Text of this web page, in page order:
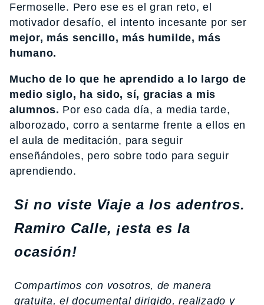
Fermoselle. Pero ese es el gran reto, el
motivador desafío, el intento incesante por ser
mejor, más sencillo, más humilde, más
humano.
Mucho de lo que he aprendido a lo largo de
medio siglo, ha sido, sí, gracias a mis
alumnos. Por eso cada día, a media tarde,
alborozado, corro a sentarme frente a ellos en
el aula de meditación, para seguir
enseñándoles, pero sobre todo para seguir
aprendiendo.
Si no viste Viaje a los adentros.
Ramiro Calle, ¡esta es la
ocasión!
Compartimos con vosotros, de manera
gratuita, el documental dirigido, realizado y